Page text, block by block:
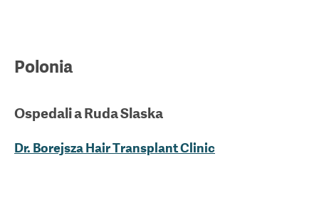
Polonia
Ospedali aRuda Slaska
Dr. Borejsza Hair Transplant Clinic